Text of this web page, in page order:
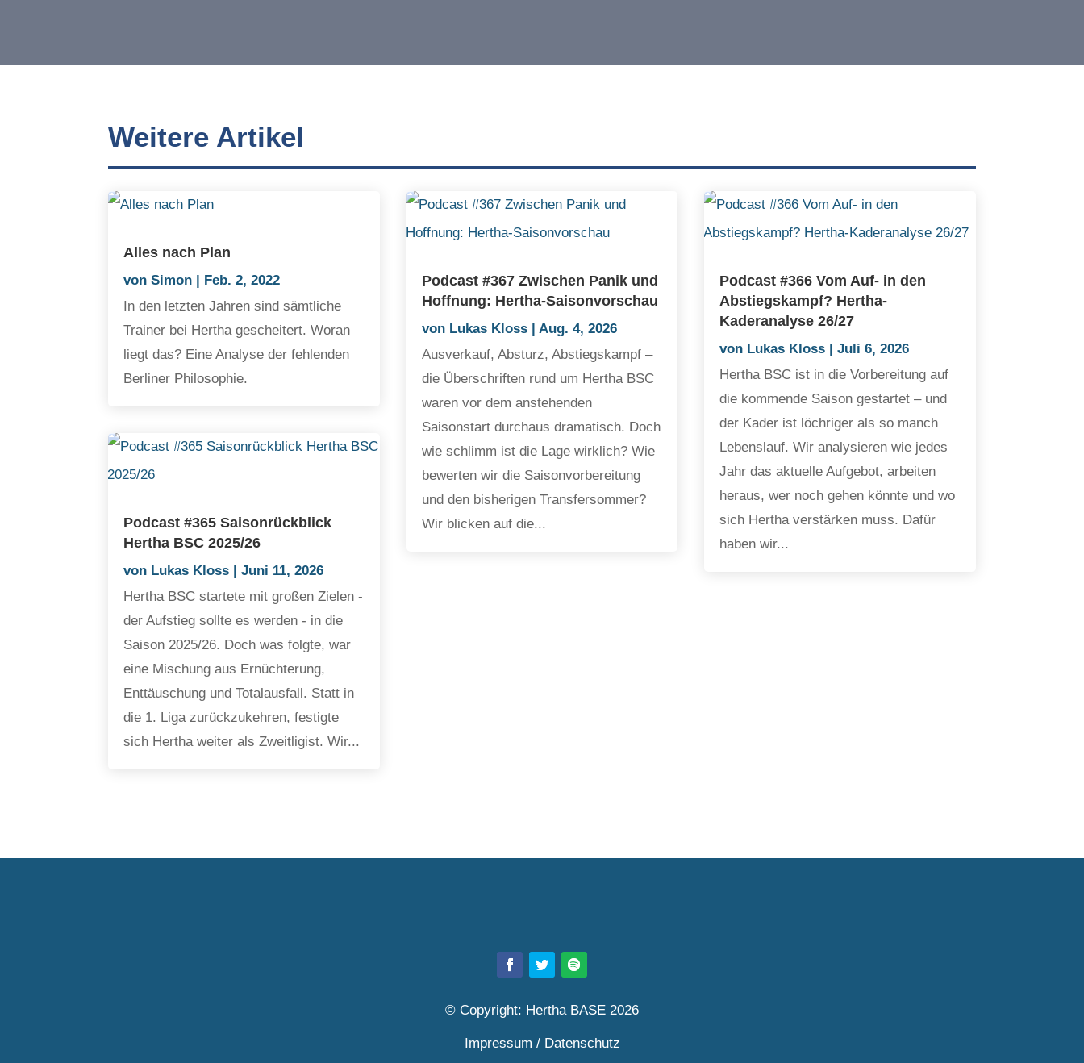
Weitere Artikel
Alles nach Plan
vonSimon
Feb. 2, 2022
In den letzten Jahren sind sämtliche
Trainer bei Hertha gescheitert. Woran
liegt das? Eine Analyse der fehlenden
Berliner Philosophie.
Podcast #365 Saisonrückblick
Hertha BSC 2025/26
von Lukas Kloss |Juni 11, 2026
Hertha BSC startete mit großen Zielen -
der Aufstieg sollte es werden - in die
Saison 2025/26. Doch was folgte, war
eine Mischung aus Ernüchterung,
Enttäuschung und Totalausfall. Statt in
die 1. Liga zurückzukehren, festigte
sich Hertha weiter als Zweitligist. Wir...
Podcast #367 Zwischen Panik und
Hoffnung: Hertha-Saisonvorschau
von Lukas Kloss| Aug. 4, 2026
Ausverkauf, Absturz, Abstiegskampf –
die Überschriften rund um Hertha BSC
waren vor dem anstehenden
Saisonstart durchaus dramatisch. Doch
wie schlimm ist die Lage wirklich? Wie
bewerten wir die Saisonvorbereitung
und den bisherigen Transfersommer?
Wir blicken auf die...
Podcast #366 Vom Auf- in den
Abstiegskampf? Hertha-
Kaderanalyse 26/27
von Lukas Kloss| Juli 6, 2026
Hertha BSC ist in die Vorbereitung auf
die kommende Saison gestartet – und
der Kader ist löchriger als so manch
Lebenslauf. Wir analysieren wie jedes
Jahr das aktuelle Aufgebot, arbeiten
heraus, wer noch gehen könnte und wo
sich Hertha verstärken muss. Dafür
haben wir...
© Copyright: Hertha BASE 2026
Impressum / Datenschutz